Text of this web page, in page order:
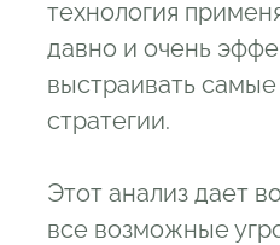
технология
давно и очень
выстраивать
стратегии.
Этот анализ дает
все возможные